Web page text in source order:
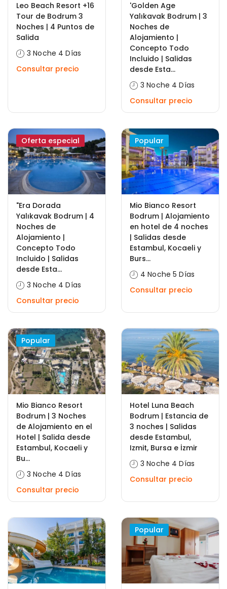
Leo Beach Resort +16
Tour de Bodrum 3
Noches | 4 Puntos de
Salida
3 Noche 4 Días
Consultar precio
'Golden Age
Yalıkavak Bodrum | 3
Noches de
Alojamiento |
Concepto Todo
Incluido | Salidas
desde Esta...
3 Noche 4 Días
Consultar precio
Oferta especial
"Era Dorada
Yalıkavak Bodrum | 4
Noches de
Alojamiento |
Concepto Todo
Incluido | Salidas
desde Esta...
3 Noche 4 Días
Consultar precio
Popular
Mio Bianco Resort
Bodrum | Alojamiento
en hotel de 4 noches
| Salidas desde
Estambul, Kocaeli y
Burs...
4 Noche 5 Días
Consultar precio
Popular
Mio Bianco Resort
Bodrum | 3 Noches
de Alojamiento en el
Hotel | Salida desde
Estambul, Kocaeli y
Bu...
3 Noche 4 Días
Consultar precio
Hotel Luna Beach
Bodrum | Estancia de
3 noches | Salidas
desde Estambul,
Izmit, Bursa e İzmir
3 Noche 4 Días
Consultar precio
Popular